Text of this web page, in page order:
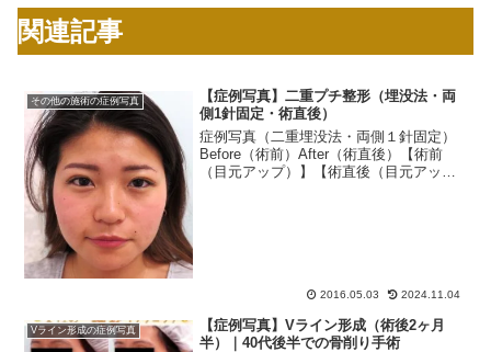
関連記事
その他の施術の症例写真
【症例写真】二重プチ整形（埋没法・両
側1針固定・術直後）
症例写真（二重埋没法・両側１針固定）
Before（術前）After（術直後）【術前
（目元アップ）】【術直後（目元アッ
2016.05.03 2024.11.04
Vライン形成の症例写真
【症例写真】Vライン形成（術後2ヶ月
半）｜40代後半での骨削り手術